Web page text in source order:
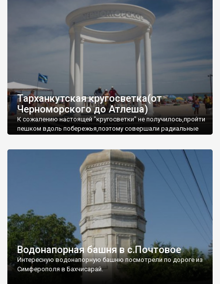
Тарханкутская кругосветка(от
Черноморского до Атлеша)
К сожалению настоящей "кругосветки" не получилось,пройти
пешком вдоль побережья,поэтому совершали радиальные
Водонапорная башня в с.Почтовое
Интересную водонапорную башню посмотрели по дороге из
Симферополя в Бахчисарай.